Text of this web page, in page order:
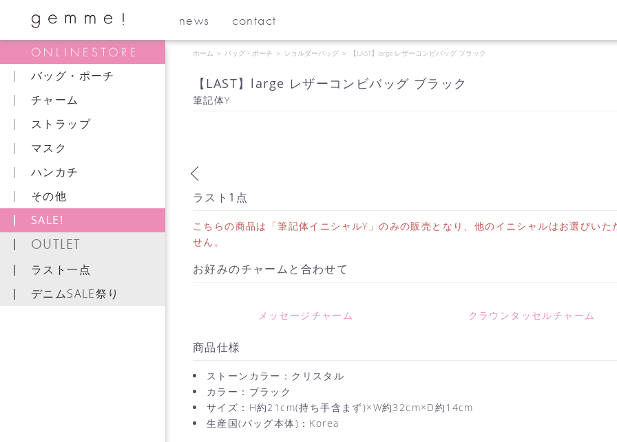
news contact
バッグ・ポーチ
チャーム
ストラップ
マスク
ハンカチ
その他
SALE!
OUTLET
ラスト一点
デニムSALE祭り
ホーム ＞ バッグ・ポーチ ＞ ショルダーバッグ ＞ 【LAST】large レザーコンビバッグ ブラック
【LAST】large レザーコンビバッグ ブラック
筆記体Y
ラスト1点
こちらの商品は「筆記体イニシャルY」のみの販売となり、他のイニシャルはお選びいた
せん。
お好みのチャームと合わせて
メッセージチャーム クラウンタッセルチャーム
商品仕様
ストーンカラー：クリスタル
カラー：ブラック
サイズ：H約21cm(持ち手含まず)×W約32cm×D約14cm
生産国(バッグ本体)：Korea